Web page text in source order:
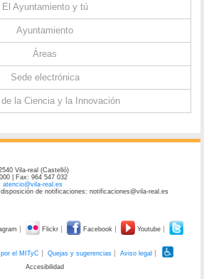
El Ayuntamiento y tú
Ayuntamiento
Áreas
Sede electrónica
la Ciencia y la Innovación
Vila-real (Castelló)
| Fax: 964 547 032
atencio@vila-real.es
de notificaciones: notificaciones@vila-real.es
Flickr Facebook Youtube
el MITyC Quejas y sugerencias
Aviso legal
Accesibilidad